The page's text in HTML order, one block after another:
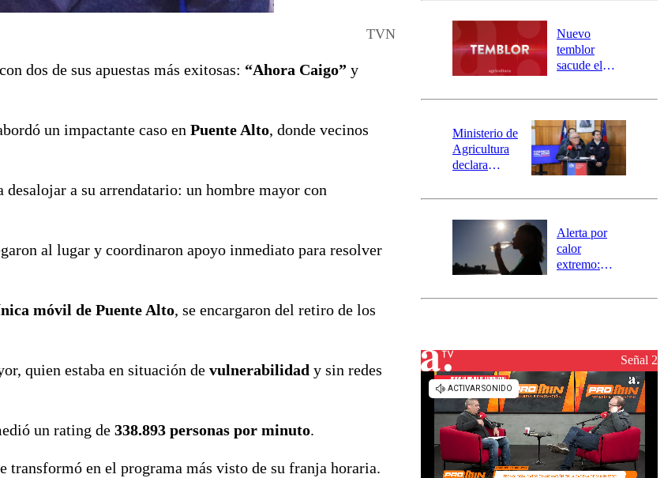
TVN
dos de sus apuestas más exitosas: “Ahora Caigo” y
un impactante caso en Puente Alto, donde vecinos
a su arrendatario: un hombre mayor con
al lugar y coordinaron apoyo inmediato para resolver
móvil de Puente Alto, se encargaron del retiro de los
quien estaba en situación de vulnerabilidad y sin redes
un rating de 338.893 personas por minuto.
transformó en el programa más visto de su franja horaria.
río Damas:
activa
mensajería
SAE
Nuevo
temblor
sacude el
revisa la
epicentro
Ministerio de
Agricultura
declara
agrícola para
Alerta por
calor
extremo:
activa Alerta
Señal 2